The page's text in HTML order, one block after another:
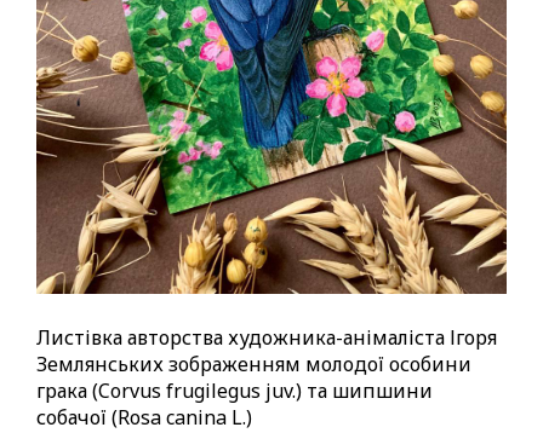
Листівка авторства художника-анімаліста Ігоря
Землянських зображенням молодої особини
грака (Corvus frugilegus juv.) та шипшини
собачої (Rosa canina L.)